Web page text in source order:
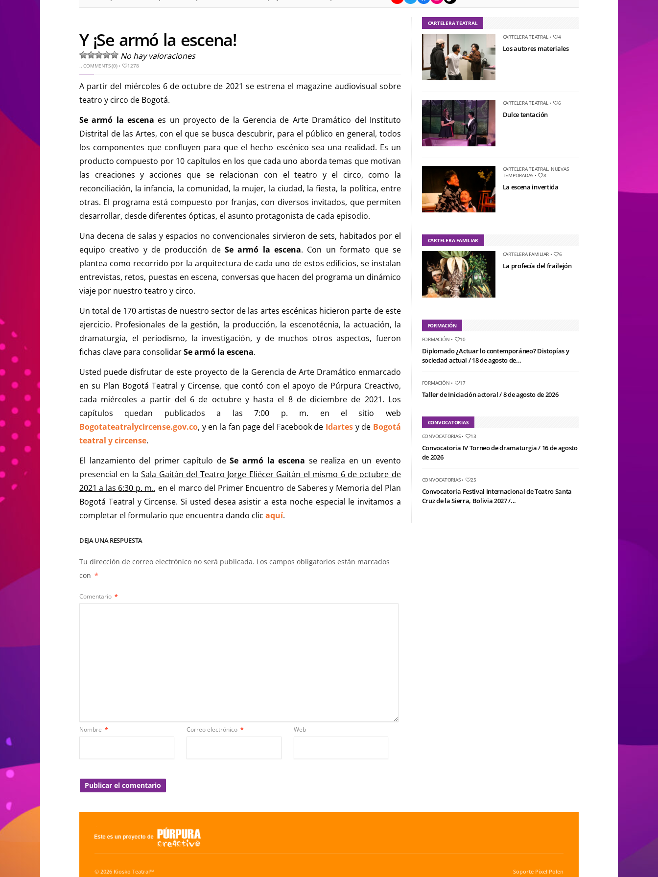
Y ¡Se armó la escena!
No hay valoraciones
..COMMENTS (0)• 1278
A partir del miércoles 6 de octubre de 2021 se estrena el magazine audiovisual sobre
teatro y circo de Bogotá.
Se armó la escena es un proyecto de la Gerencia de Arte Dramático del Instituto
Distrital de las Artes, con el que se busca descubrir, para el público en general, todos
los componentes que confluyen para que el hecho escénico sea una realidad. Es un
producto compuesto por 10 capítulos en los que cada uno aborda temas que motivan
las creaciones y acciones que se relacionan con el teatro y el circo, como la
reconciliación, la infancia, la comunidad, la mujer, la ciudad, la fiesta, la política, entre
otras. El programa está compuesto por franjas, con diversos invitados, que permiten
desarrollar, desde diferentes ópticas, el asunto protagonista de cada episodio.
Una decena de salas y espacios no convencionales sirvieron de sets, habitados por el
equipo creativo y de producción deSe armó la escena. Con un formato que se
plantea como recorrido por la arquitectura de cada uno de estos edificios, se instalan
entrevistas, retos, puestas en escena, conversas que hacen del programa un dinámico
viaje por nuestro teatro y circo.
Un total de 170 artistas de nuestro sector de las artes escénicas hicieron parte de este
ejercicio. Profesionales de la gestión, la producción, la escenotécnia, la actuación, la
dramaturgia, el periodismo, la investigación, y de muchos otros aspectos, fueron
fichas clave para consolidarSe armó la escena.
Usted puede disfrutar de este proyecto de la Gerencia de Arte Dramático enmarcado
en su Plan Bogotá Teatral y Circense, que contó con el apoyo de Púrpura Creactivo,
cada miércoles a partir del 6 de octubre y hasta el 8 de diciembre de 2021. Los
capítulos quedan publicados a las 7:00 p. m. en el sitio web
Bogotateatralycircense.gov.co, y en la fan page del Facebook de Idartesy de Bogotá
teatral y circense.
El lanzamiento del primer capítulo deSe armó la escena se realiza en un evento
presencial en laSala Gaitán del Teatro Jorge Eliécer Gaitán el mismo 6 de octubre de
2021 a las 6:30 p. m., en el marco del Primer Encuentro de Saberes y Memoria del Plan
Bogotá Teatral y Circense. Si usted desea asistir a esta noche especial le invitamos a
completar el formulario que encuentra dando clic aquí.
DEJA UNA RESPUESTA
Tu dirección de correo electrónico no será publicada. Los campos obligatorios están marcados
con *
Comentario *
Nombre * Correo electrónico * Web
CARTELERA TEATRAL
CARTELERA TEATRAL• 4
Los autores materiales
CARTELERA TEATRAL• 6
Dulce tentación
CARTELERA TEATRAL, NUEVAS
TEMPORADAS • 8
La escena invertida
CARTELERA FAMILIAR
CARTELERA FAMILIAR • 6
La profecía del frailejón
FORMACIÓN
FORMACIÓN • 10
Diplomado ¿Actuar lo contemporáneo? Distopías y
sociedad actual / 18 de agosto de...
FORMACIÓN • 17
Taller de Iniciación actoral / 8 de agosto de 2026
CONVOCATORIAS
CONVOCATORIAS• 13
Convocatoria IV Torneo de dramaturgia / 16 de agosto
de 2026
CONVOCATORIAS• 25
Convocatoria Festival Internacional de Teatro Santa
Cruz de la Sierra, Bolivia 2027 /...
© 2026 Kiosko Teatral™ Soporte Pixel Polen